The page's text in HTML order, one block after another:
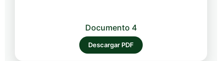
Documento 4
Descargar PDF